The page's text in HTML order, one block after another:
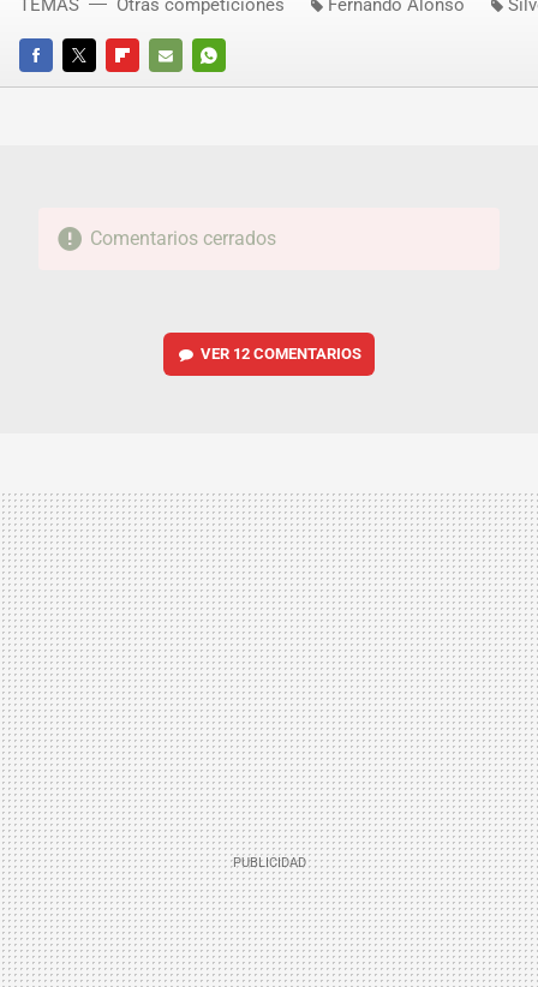
FACEBOOKTWITTERFLIPBOARD
E-
WHATSAPP
TEMAS Otras competiciones Fernando Alonso
Comentarios cerrados
VER 12 COMENTARIOS